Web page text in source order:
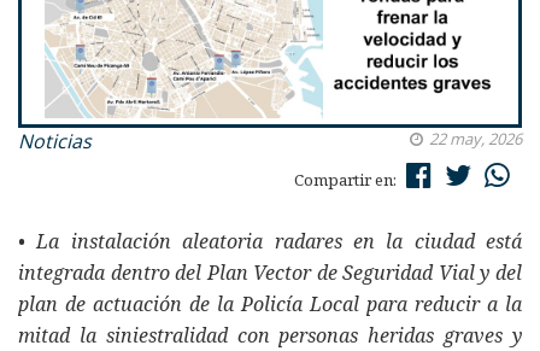
Noticias
22 may, 2026
Compartir en:
• La instalación aleatoria radares en la ciudad está
integrada dentro del Plan Vector de Seguridad Vial y del
plan de actuación de la Policía Local para reducir a la
mitad la siniestralidad con personas heridas graves y